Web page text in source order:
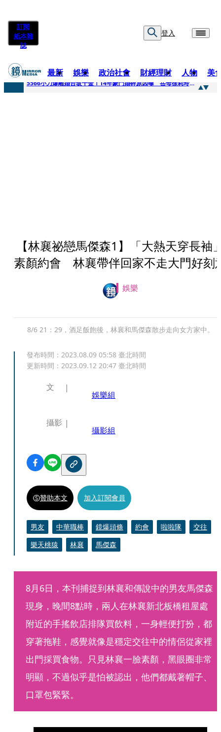
訂閱
紙本雜
誌
登入
最新 娛樂 政治社會 財經理財 人物 美
快訊
5566小刀爆離婚台玻千金！14年豪門婚碎原因曝 岳母徐莉玲風暴意外揭家族祕辛
【林襄祕戀馬傑森1】「大熱天穿長袖
素顏約會 林襄帶伴回家不走大門好刻
娛樂
8/6 21：29，酒足飯飽後，林襄和馬傑森散步走向女方家中。
發布時間： 2023.08.09 05:58 臺北時間
更新時間： 2023.09.12 20:47 臺北時間
文
娛樂組
攝影
攝影組
贊助本文 加入訂閱會員
男友 中華職棒 鏡爆頭條 約會 啦啦隊
交往
樂天桃猿
林襄 馬傑森
8月6日，本刊捕捉到林襄和傳說中的男友馬傑森
現身，晚間8點時，兩人在林襄新北板橋租屋處
附近的手搖飲店排隊買飲料，一身輕便打扮，都
穿著拖鞋，感覺就像是穩定交往中的情侶從家裡
出門採買食物。只見林襄一臉素顏，黑眼圈非常
明顯，不過似乎是怕被認出，他們都戴著帽子、
口罩包緊緊。